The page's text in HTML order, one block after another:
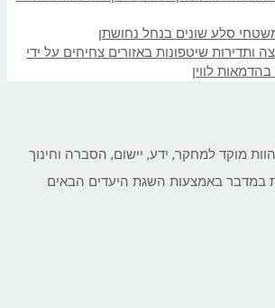
סלע שונים בנחל נחושתן
ותדירות שיטפונות באזורים צחיחים על ידי
לווין
מוקד למחקר, ידע, יישום, הסברה וחינוך
במדבר באמצעות השגת היעדים הבאים